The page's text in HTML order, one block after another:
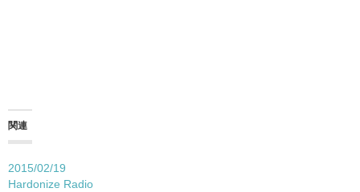
関連
2015/02/19
Hardonize Radio